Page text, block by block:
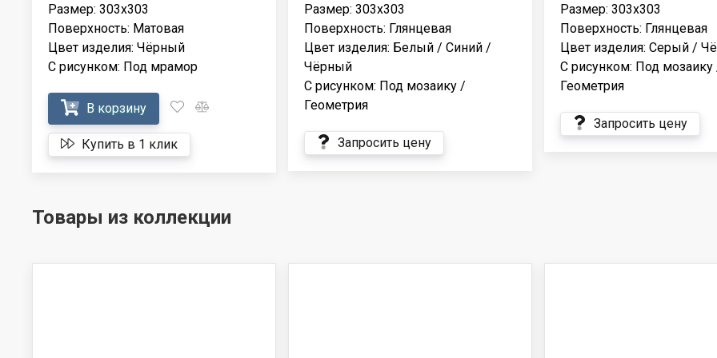
Размер: 303x303
Поверхность: Матовая
Цвет изделия: Чёрный
С рисунком: Под мрамор
В корзину
Купить в 1 клик
Размер: 303x303
Поверхность: Глянцевая
Цвет изделия: Белый / Синий /
Чёрный
С рисунком: Под мозаику /
Геометрия
Запросить цену
Размер: 303x303
Поверхность: Глянцевая
Цвет изделия: Серый /
С рисунком: Под мозаику
Геометрия
Запросить цену
Товары из коллекции